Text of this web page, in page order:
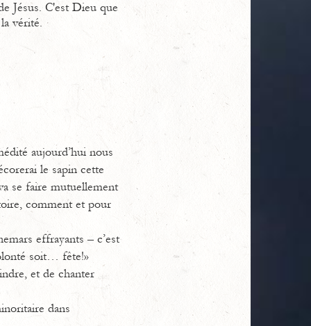
Jésus. C'est Dieu que
vérité.
aujourd’hui nous
le sapin cette
se faire mutuellement
comment et pour
effrayants – c’est
soit… fête!»
et de chanter
dans